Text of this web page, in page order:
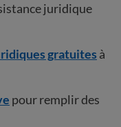
juridique
gratuites à
pour remplir des